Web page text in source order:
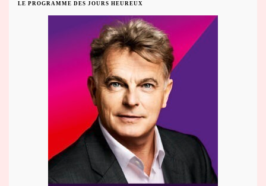
LE PROGRAMME DES JOURS HEUREUX